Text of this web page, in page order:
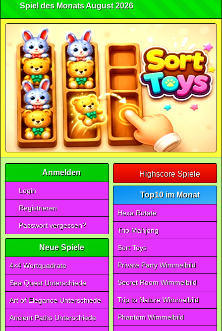
Spiel des Monats August 2026
Anmelden
Login
Registrieren
Passwort vergessen?
Neue Spiele
4×4 Wortquadrate
Sea Quest Unterschiede
Art of Elegance Unterschiede
Ancient Paths Unterschiede
Highscore Spiele
Top10 im Monat
Hexa Rotate
Trio Mahjong
Sort Toys
Private Party Wimmelbild
Secret Room Wimmelbild
Trip to Nature Wimmelbild
Phantom Wimmelbild